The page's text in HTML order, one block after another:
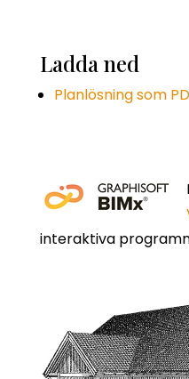
Ladda ned
Planlösning som
interaktiva